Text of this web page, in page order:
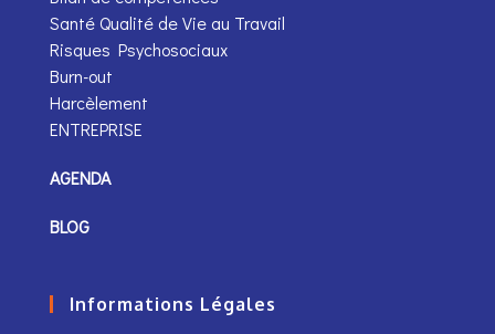
Santé Qualité de Vie au Travail
Risques Psychosociaux
Burn-out
Harcèlement
ENTREPRISE
AGENDA
BLOG
Informations Légales